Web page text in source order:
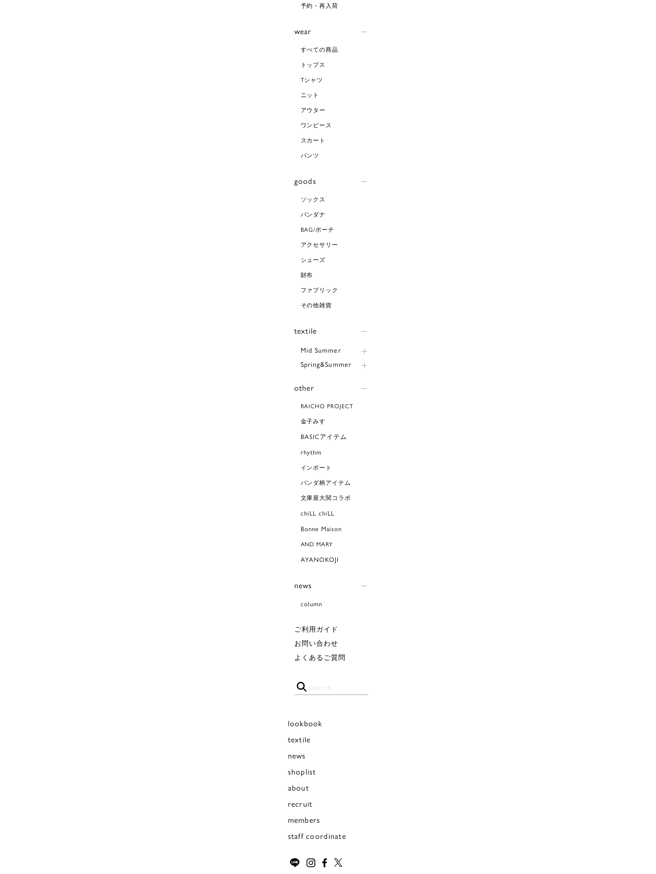
予約・再入荷
wear
すべての商品
トップス
Tシャツ
ニット
アウター
ワンピース
スカート
パンツ
goods
ソックス
バンダナ
BAG/ポーチ
アクセサリー
シューズ
財布
ファブリック
その他雑貨
textile
Mid Summer
Spring&Summer
other
RAICHO PROJECT
金子みすゞ
BASICアイテム
rhythm
インポート
パンダ柄アイテム
文庫屋大関コラボ
chiLL chiLL
Bonne Maison
AND MARY
AYANOKOJI
news
column
ご利用ガイド
お問い合わせ
よくあるご質問
lookbook
textile
news
shoplist
about
recruit
members
staff coordinate